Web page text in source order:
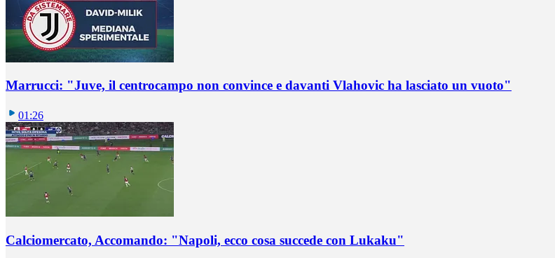
Marrucci: "Juve, il centrocampo non convince e davanti Vlahovic ha lasciato un vuoto"
01:26
Calciomercato, Accomando: "Napoli, ecco cosa succede con Lukaku"